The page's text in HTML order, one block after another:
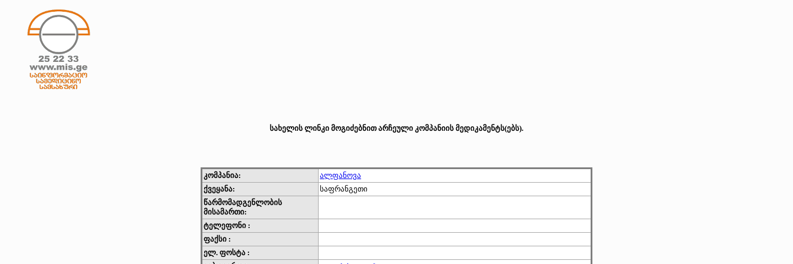
სახელის ლინკი მოგიძებნით არჩეული კომპანიის მედიკამენტს(ებს).
კომპანია:
ალფანოვა
ქვეყანა:
საფრანგეთი
წარმომადგენლობის
მისამართი:
ტელეფონი :
ფაქსი :
ელ. ფოსტა :